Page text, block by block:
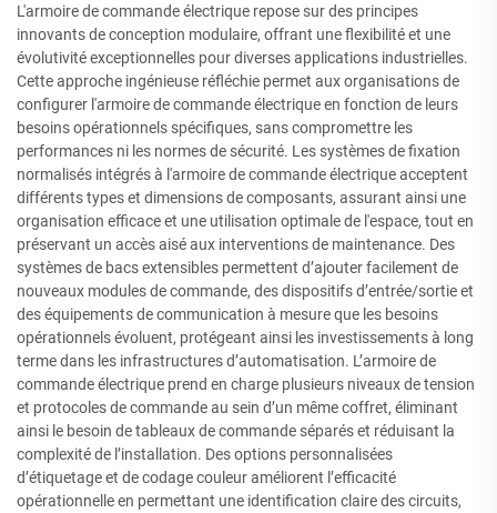
L'armoire de commande électrique repose sur des principes
innovants de conception modulaire, offrant une flexibilité et une
évolutivité exceptionnelles pour diverses applications industrielles.
Cette approche ingénieuse réfléchie permet aux organisations de
configurer l'armoire de commande électrique en fonction de leurs
besoins opérationnels spécifiques, sans compromettre les
performances ni les normes de sécurité. Les systèmes de fixation
normalisés intégrés à l'armoire de commande électrique acceptent
différents types et dimensions de composants, assurant ainsi une
organisation efficace et une utilisation optimale de l'espace, tout en
préservant un accès aisé aux interventions de maintenance. Des
systèmes de bacs extensibles permettent d’ajouter facilement de
nouveaux modules de commande, des dispositifs d’entrée/sortie et
des équipements de communication à mesure que les besoins
opérationnels évoluent, protégeant ainsi les investissements à long
terme dans les infrastructures d’automatisation. L’armoire de
commande électrique prend en charge plusieurs niveaux de tension
et protocoles de commande au sein d’un même coffret, éliminant
ainsi le besoin de tableaux de commande séparés et réduisant la
complexité de l’installation. Des options personnalisées
d’étiquetage et de codage couleur améliorent l’efficacité
opérationnelle en permettant une identification claire des circuits,